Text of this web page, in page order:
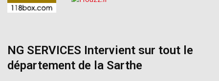
NG SERVICES Intervient sur tout le
département de la Sarthe